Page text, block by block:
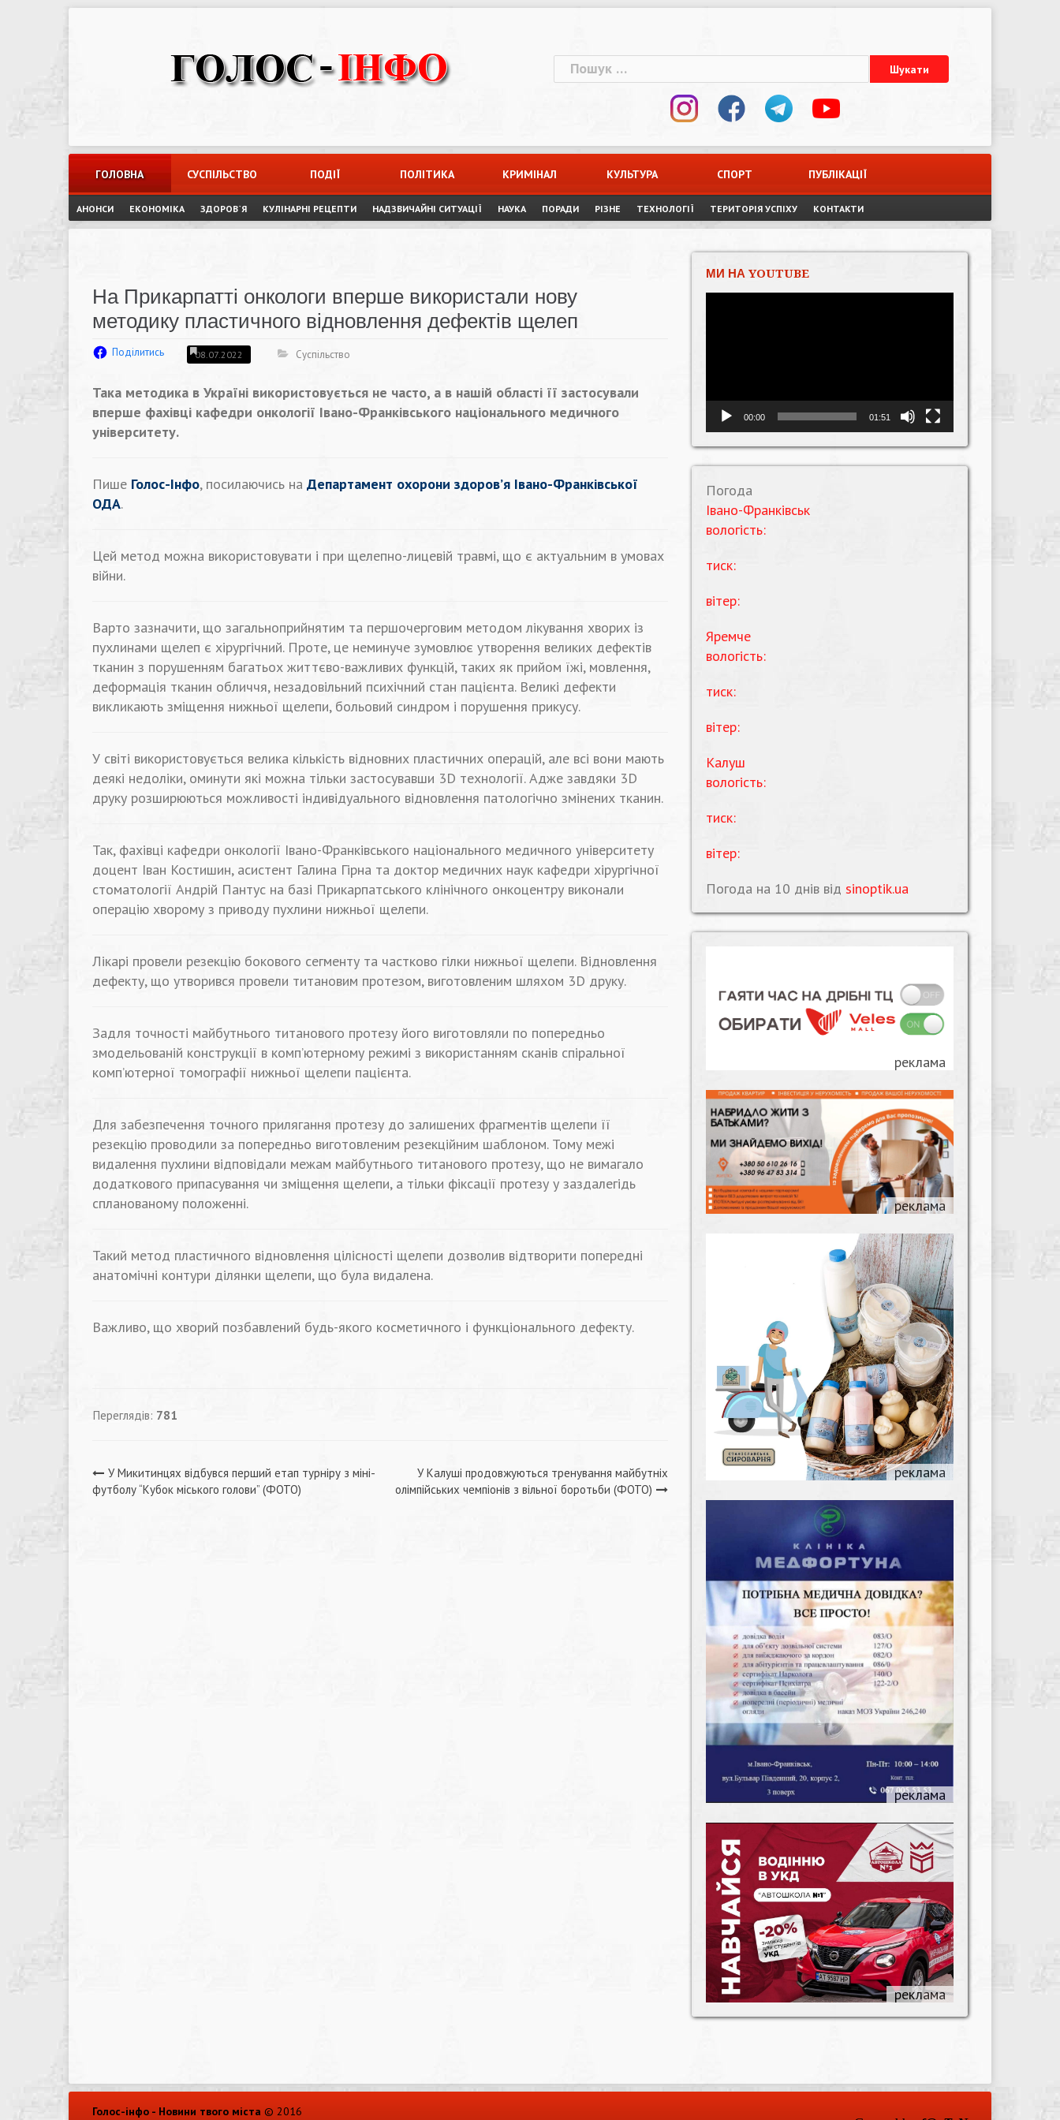
Пошук:
ГОЛОВНА СУСПІЛЬСТВО ПОДІЇ ПОЛІТИКА КРИМІНАЛ КУЛЬТУРА СПОРТ ПУБЛІКАЦІЇ
АНОНСИ ЕКОНОМІКА ЗДОРОВ`Я КУЛІНАРНІ РЕЦЕПТИ НАДЗВИЧАЙНІ СИТУАЦІЇ НАУКА ПОРАДИ РІЗНЕ ТЕХНОЛОГІЇ ТЕРИТОРІЯ УСПІХУ КОНТАКТИ
На Прикарпатті онкологи вперше використали нову
методику пластичного відновлення дефектів щелеп
Поділитись 08.07.2022 Суспільство
Така методика в Україні використовується не часто, а в нашій області її застосували
вперше фахівці кафедри онкології Івано-Франківського національного медичного
університету.
Пише Голос-Інфо, посилаючись на Департамент охорони здоров’я Івано-Франківської
ОДА.
Цей метод можна використовувати і при щелепно-лицевій травмі, що є актуальним в умовах
війни.
Варто зазначити, що загальноприйнятим та першочерговим методом лікування хворих із
пухлинами щелеп є хірургічний. Проте, це неминуче зумовлює утворення великих дефектів
тканин з порушенням багатьох життєво-важливих функцій, таких як прийом їжі, мовлення,
деформація тканин обличчя, незадовільний психічний стан пацієнта. Великі дефекти
викликають зміщення нижньої щелепи, больовий синдром і порушення прикусу.
У світі використовується велика кількість відновних пластичних операцій, але всі вони мають
деякі недоліки, оминути які можна тільки застосувавши 3D технології. Адже завдяки 3D
друку розширюються можливості індивідуального відновлення патологічно змінених тканин.
Так, фахівці кафедри онкології Івано-Франківського національного медичного університету
доцент Іван Костишин, асистент Галина Гірна та доктор медичних наук кафедри хірургічної
стоматології Андрій Пантус на базі Прикарпатського клінічного онкоцентру виконали
операцію хворому з приводу пухлини нижньої щелепи.
Лікарі провели резекцію бокового сегменту та частково гілки нижньої щелепи. Відновлення
дефекту, що утворився провели титановим протезом, виготовленим шляхом 3D друку.
Задля точності майбутнього титанового протезу його виготовляли по попередньо
змодельованій конструкції в комп’ютерному режимі з використанням сканів спіральної
комп’ютерної томографії нижньої щелепи пацієнта.
Для забезпечення точного прилягання протезу до залишених фрагментів щелепи її
резекцію проводили за попередньо виготовленим резекційним шаблоном. Тому межі
видалення пухлини відповідали межам майбутнього титанового протезу, що не вимагало
додаткового припасування чи зміщення щелепи, а тільки фіксації протезу у заздалегідь
спланованому положенні.
Такий метод пластичного відновлення цілісності щелепи дозволив відтворити попередні
анатомічні контури ділянки щелепи, що була видалена.
Важливо, що хворий позбавлений будь-якого косметичного і функціонального дефекту.
Переглядів: 781
Навігація
У Микитинцях відбувся перший етап турніру з міні-
футболу “Кубок міського голови” (ФОТО)
У Калуші продовжуються тренування майбутніх
олімпійських чемпіонів з вільної боротьби (ФОТО)
МИ НА YOUTUBE
00:00 01:51
Погода
Івано-Франківськ
вологість:
тиск:
вітер:
Яремче
вологість:
тиск:
вітер:
Калуш
вологість:
тиск:
вітер:
Погода на 10 днів від sinoptik.ua
Голос-інфо - Новини твого міста © 2016